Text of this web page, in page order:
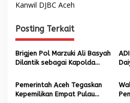
v
i
g
a
s
i
p
Kanwil DJBC Aceh
Posting Terkait
Brigjen Pol Marzuki Ali Basyah
Dilantik sebagai Kapolda
Pemerintah Aceh Tegaskan
Kepemilikan Empat Pulau